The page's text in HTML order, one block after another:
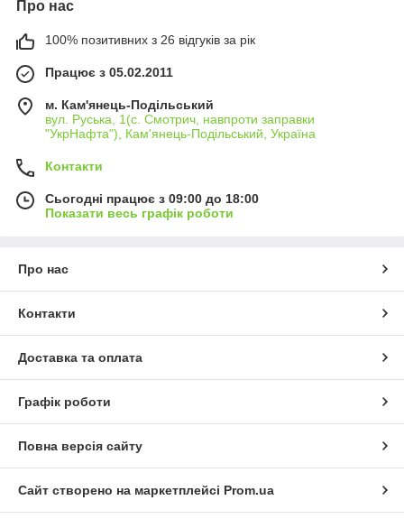
Про нас
100% позитивних з 26 відгуків за рік
Працює з 05.02.2011
м. Кам'янець-Подільський
вул. Руська, 1(с. Смотрич, навпроти заправки
"УкрНафта"), Кам'янець-Подільський, Україна
Контакти
Сьогодні працює з 09:00 до 18:00
Показати весь графік роботи
Про нас
Контакти
Доставка та оплата
Графік роботи
Повна версія сайту
Сайт створено на маркетплейсі Prom.ua